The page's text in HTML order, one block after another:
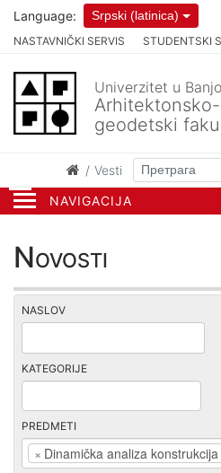
NAVIGACIJA
NASTAVNIČKI SERVIS STUDENTSKI
Language: Srpski (latinica)
Univerzitet u
geodetski
Vesti
Novosti
NASLOV
KATEGORIJE
PREDMETI
× Dinamička analiza konstrukcija